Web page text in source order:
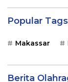
Popular Tags
Makassar
Berita